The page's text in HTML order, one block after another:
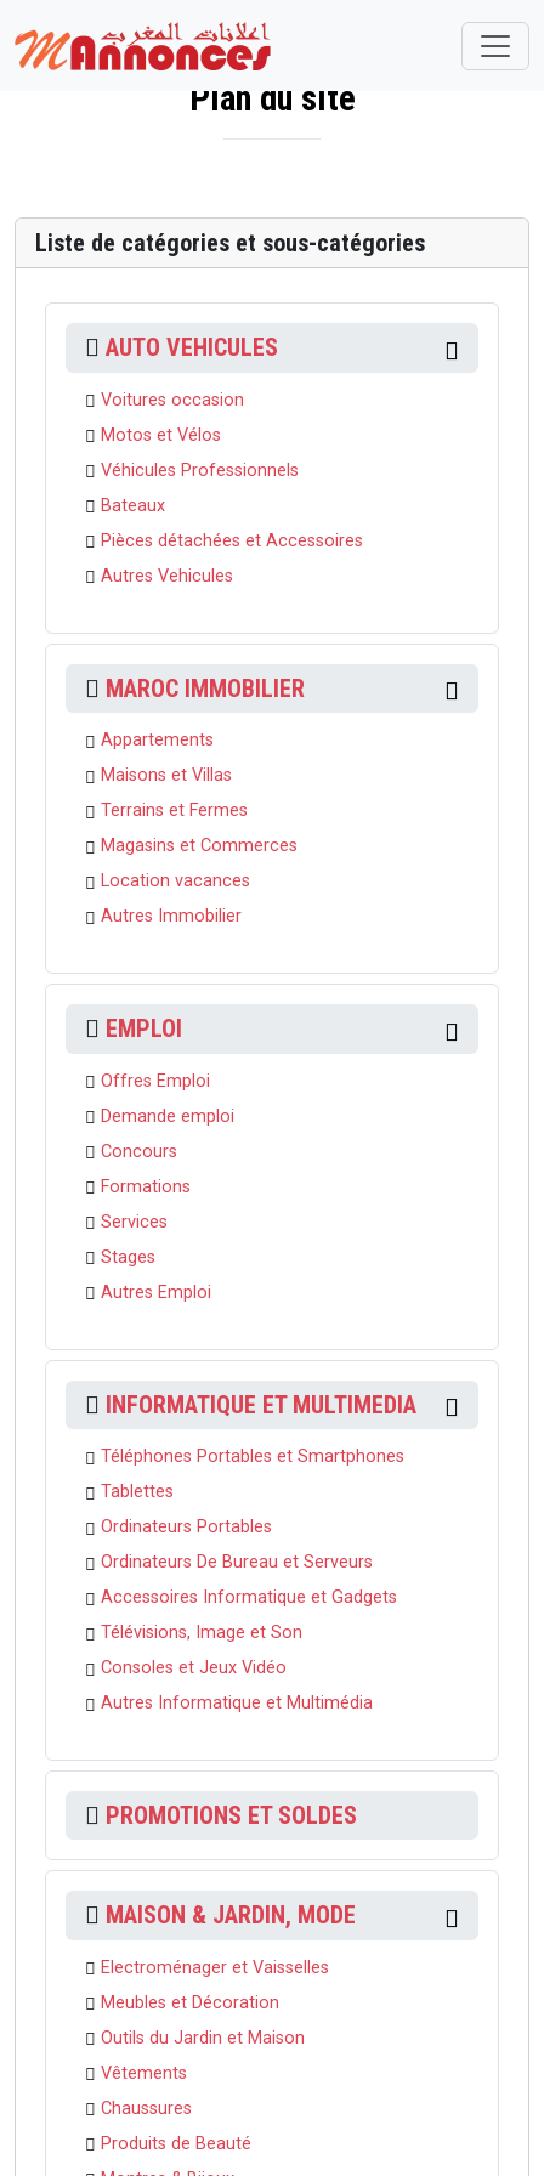
Plan du site
Liste de catégories et sous-catégories
AUTO VEHICULES
Voitures occasion
Motos et Vélos
Véhicules Professionnels
Bateaux
Pièces détachées et Accessoires
Autres Vehicules
MAROC IMMOBILIER
Appartements
Maisons et Villas
Terrains et Fermes
Magasins et Commerces
Location vacances
Autres Immobilier
EMPLOI
Offres Emploi
Demande emploi
Concours
Formations
Services
Stages
Autres Emploi
INFORMATIQUE ET MULTIMEDIA
Téléphones Portables et Smartphones
Tablettes
Ordinateurs Portables
Ordinateurs De Bureau et Serveurs
Accessoires Informatique et Gadgets
Télévisions, Image et Son
Consoles et Jeux Vidéo
Autres Informatique et Multimédia
PROMOTIONS ET SOLDES
MAISON & JARDIN, MODE
Electroménager et Vaisselles
Meubles et Décoration
Outils du Jardin et Maison
Vêtements
Chaussures
Produits de Beauté